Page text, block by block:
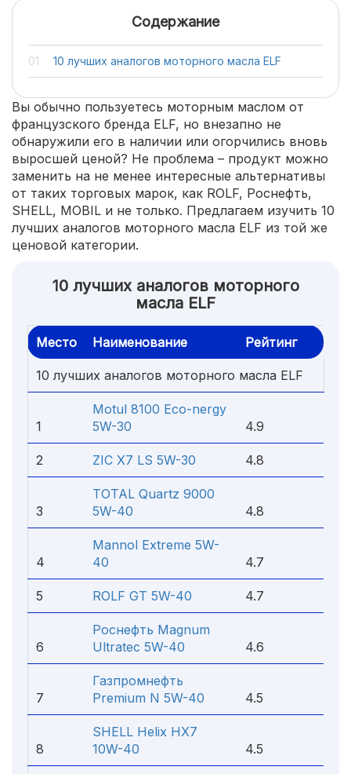
Содержание
10 лучших аналогов моторного масла ELF
Вы обычно пользуетесь моторным маслом от
французского бренда ELF, но внезапно не
обнаружили его в наличии или огорчились вновь
выросшей ценой? Не проблема – продукт можно
заменить на не менее интересные альтернативы
от таких торговых марок, как ROLF, Роснефть,
SHELL, MOBIL и не только. Предлагаем изучить 10
лучших аналогов моторного масла ELF из той же
ценовой категории.
10 лучших аналогов моторного
масла ELF
Место Наименование Рейтинг
10 лучших аналогов моторного масла ELF
1
Motul 8100 Eco-nergy
5W-30
4.9
2 ZIC X7 LS 5W-30 4.8
3
TOTAL Quartz 9000
5W-40
4.8
4
Mannol Extreme 5W-
40
4.7
5 ROLF GT 5W-40 4.7
6
Роснефть Magnum
Ultratec 5W-40
4.6
7
Газпромнефть
Premium N 5W-40
4.5
8
SHELL Helix HX7
10W-40
4.5